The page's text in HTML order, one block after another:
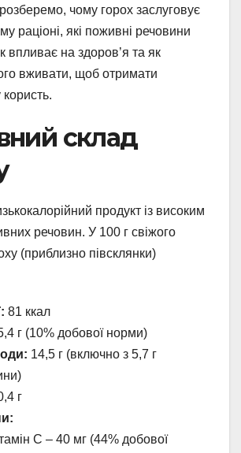
розберемо, чому горох заслуговує
раціоні, які поживні речовини
впливає на здоров’я та як
вживати, щоб отримати
склад
продукт із високим
речовин. У 100 г свіжого
(приблизно півсклянки)
81 ккал
г (10% добової норми)
14,5 г (включно з 5,7 г
г
C – 40 мг (44% добової